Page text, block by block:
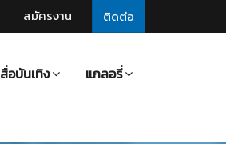
ติดต่อ
สมัครงาน
สื่อบันเทิง แกลอรี่